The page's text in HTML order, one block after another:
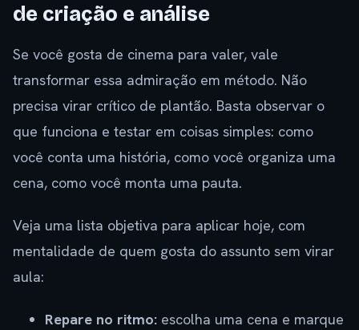
de criação e análise
Se você gosta de cinema para valer, vale
transformar essa admiração em método. Não
precisa virar crítico de plantão. Basta observar o
que funciona e testar em coisas simples: como
você conta uma história, como você organiza uma
cena, como você monta uma pauta.
Veja uma lista objetiva para aplicar hoje, com
mentalidade de quem gosta do assunto sem virar
aula:
Repare no ritmo: escolha uma cena e marque